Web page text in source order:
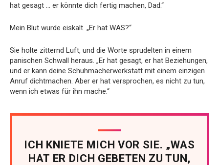
hat gesagt … er könnte dich fertig machen, Dad.“
Mein Blut wurde eiskalt. „Er hat WAS?“
Sie holte zitternd Luft, und die Worte sprudelten in einem
panischen Schwall heraus. „Er hat gesagt, er hat Beziehungen,
und er kann deine Schuhmacherwerkstatt mit einem einzigen
Anruf dichtmachen. Aber er hat versprochen, es nicht zu tun,
wenn ich etwas für ihn mache.“
ICH KNIETE MICH VOR SIE. „WAS
HAT ER DICH GEBETEN ZU TUN,